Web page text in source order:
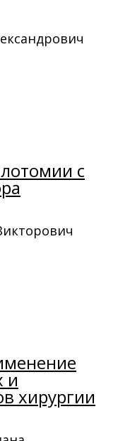
с
и
хирургии